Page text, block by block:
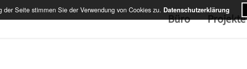
Büro Projekte
der Seite stimmen Sie der Verwendung von Cookies zu. Datenschutzerklärung